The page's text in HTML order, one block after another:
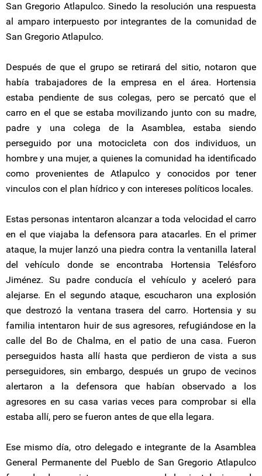
San Gregorio Atlapulco. Sinedo la resolución una respuesta
al amparo interpuesto por integrantes de la comunidad de
San Gregorio Atlapulco.
Después de que el grupo se retirará del sitio, notaron que
había trabajadores de la empresa en el área. Hortensia
estaba pendiente de sus colegas, pero se percató que el
carro en el que se estaba movilizando junto con su madre,
padre y una colega de la Asamblea, estaba siendo
perseguido por una motocicleta con dos individuos, un
hombre y una mujer, a quienes la comunidad ha identificado
como provenientes de Atlapulco y conocidos por tener
vinculos con el plan hídrico y con intereses políticos locales.
Estas personas intentaron alcanzar a toda velocidad el carro
en el que viajaba la defensora para atacarles. En el primer
ataque, la mujer lanzó una piedra contra la ventanilla lateral
del vehículo donde se encontraba Hortensia Telésforo
Jiménez. Su padre conducía el vehículo y aceleró para
alejarse. En el segundo ataque, escucharon una explosión
que destrozó la ventana trasera del carro. Hortensia y su
familia intentaron huir de sus agresores, refugiándose en la
calle del Bo de Chalma, en el patio de una casa. Fueron
perseguidos hasta allí hasta que perdieron de vista a sus
perseguidores, sin embargo, después un grupo de vecinos
alertaron a la defensora que habían observado a los
agresores en su casa varias veces para comprobar si ella
estaba allí, pero se fueron antes de que ella legara.
Ese mismo día, otro delegado e integrante de la Asamblea
General Permanente del Pueblo de San Gregorio Atlapulco